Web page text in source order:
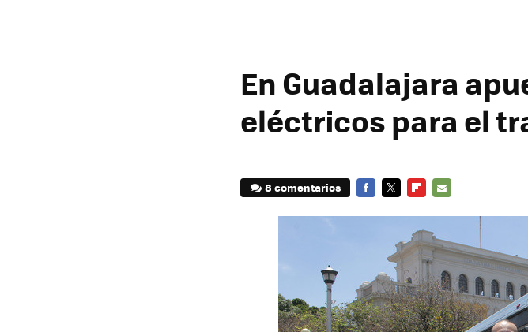
En Guadalajara
eléctricos para el
8 comentarios